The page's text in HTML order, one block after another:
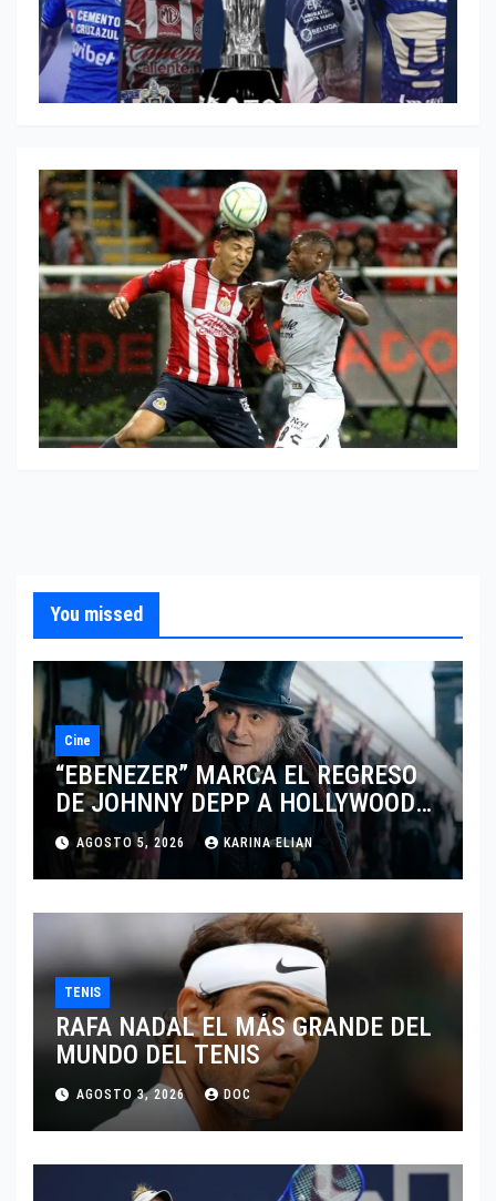
You missed
Cine
“EBENEZER” MARCA EL REGRESO
DE JOHNNY DEPP A HOLLYWOOD
TRAS SU PASO POR EL CINE
INDEPENDIENTE EUROPEO
AGOSTO 5, 2026 KARINA ELIAN
TENIS
RAFA NADAL EL MÁS GRANDE DEL
MUNDO DEL TENIS
AGOSTO 3, 2026 DOC